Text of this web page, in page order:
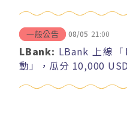
一般公告 08/05 21:00
LBank: LBank 上線「
動」，瓜分 10,000